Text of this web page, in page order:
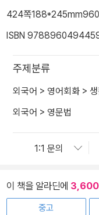
424쪽188*245mm
ISBN
주제분류
외국어 > 영어회화 >
외국어 > 영문법
이 책을 알라딘에 3,600
중고